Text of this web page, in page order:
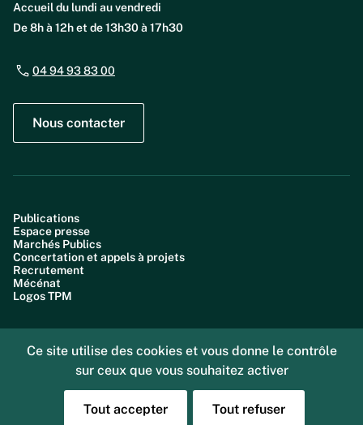
Accueil du lundi au vendredi
De 8h à 12h et de 13h30 à 17h30
04 94 93 83 00
Nous contacter
Publications
Espace presse
Marchés Publics
Concertation et appels à projets
Recrutement
Mécénat
Logos TPM
Accessibilité : partiellement conforme (99,6%)
Données personnelles
Gestion des cookies
Ce site utilise des cookies et vous donne le contrôle
sur ceux que vous souhaitez activer
Tout accepter Tout refuser